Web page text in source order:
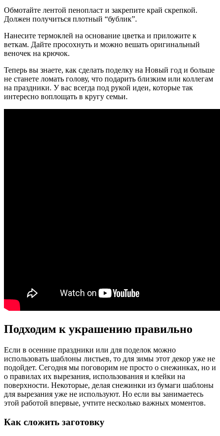
Обмотайте лентой пенопласт и закрепите край скрепкой.
Должен получиться плотный “бублик”.
Нанесите термоклей на основание цветка и приложите к
веткам. Дайте просохнуть и можно вешать оригинальный
веночек на крючок.
Теперь вы знаете, как сделать поделку на Новый год и больше
не станете ломать голову, что подарить близким или коллегам
на праздники. У вас всегда под рукой идеи, которые так
интересно воплощать в кругу семьи.
Подходим к украшению правильно
Если в осенние праздники или для поделок можно
использовать шаблоны листьев, то для зимы этот декор уже не
подойдет. Сегодня мы поговорим не просто о снежинках, но и
о правилах их вырезания, использования и клейки на
поверхности. Некоторые, делая снежинки из бумаги шаблоны
для вырезания уже не используют. Но если вы занимаетесь
этой работой впервые, учтите несколько важных моментов.
Как сложить заготовку